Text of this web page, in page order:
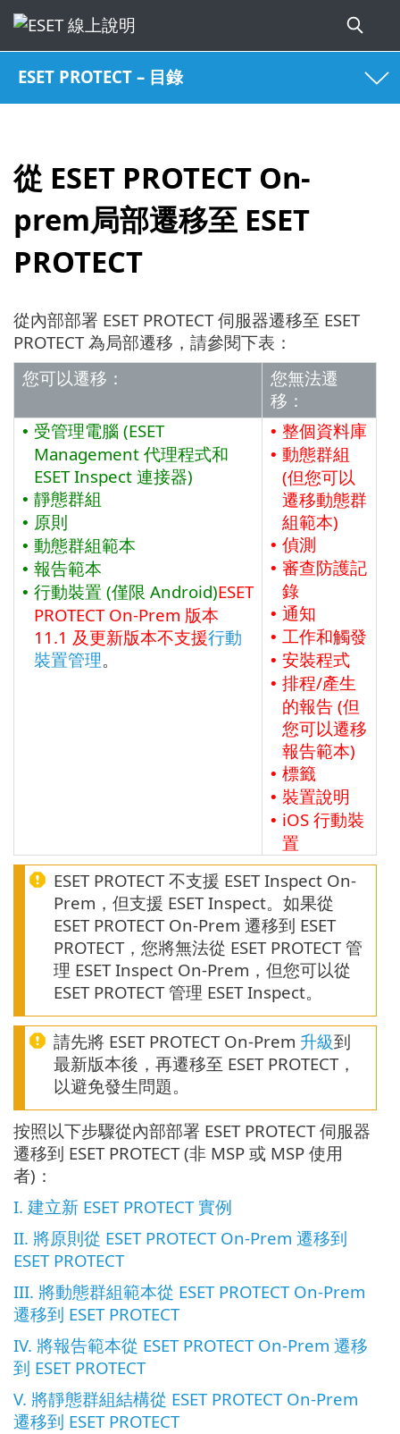
ESET PROTECT – 目錄
從 ESET PROTECT On-
prem局部遷移至 ESET
PROTECT
從內部部署 ESET PROTECT 伺服器遷移至 ESET
PROTECT 為局部遷移，請參閱下表：
您可以遷移：
您無法遷
移：
• 受管理電腦 (ESET
Management 代理程式和
ESET Inspect 連接器)
• 靜態群組
• 原則
• 動態群組範本
• 報告範本
• 行動裝置 (僅限 Android)ESET
PROTECT On-Prem 版本
11.1 及更新版本不支援行動
裝置管理。
• 整個資料庫
• 動態群組
(但您可以
遷移動態群
組範本)
• 偵測
• 審查防護記
錄
• 通知
• 工作和觸發
• 安裝程式
• 排程/產生
的報告 (但
您可以遷移
報告範本)
• 標籤
• 裝置說明
• iOS 行動裝
置
ESET PROTECT 不支援 ESET Inspect On-
Prem，但支援 ESET Inspect。如果從
ESET PROTECT On-Prem 遷移到 ESET
PROTECT，您將無法從 ESET PROTECT 管
理 ESET Inspect On-Prem，但您可以從
ESET PROTECT 管理 ESET Inspect。
請先將 ESET PROTECT On-Prem 升級到
最新版本後，再遷移至 ESET PROTECT，
以避免發生問題。
按照以下步驟從內部部署 ESET PROTECT 伺服器
遷移到 ESET PROTECT (非 MSP 或 MSP 使用
者)：
I. 建立新 ESET PROTECT 實例
II. 將原則從 ESET PROTECT On-Prem 遷移到
ESET PROTECT
III. 將動態群組範本從 ESET PROTECT On-Prem
遷移到 ESET PROTECT
IV. 將報告範本從 ESET PROTECT On-Prem 遷移
到 ESET PROTECT
V. 將靜態群組結構從 ESET PROTECT On-Prem
遷移到 ESET PROTECT